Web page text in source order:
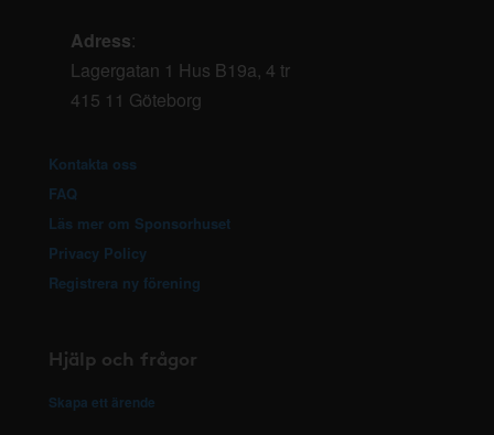
Adress:
Lagergatan 1 Hus B19a, 4 tr
415 11 Göteborg
Kontakta oss
FAQ
Läs mer om Sponsorhuset
Privacy Policy
Registrera ny förening
Hjälp och frågor
Skapa ett ärende